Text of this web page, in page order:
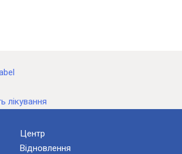
лікування
Центр
Відновлення